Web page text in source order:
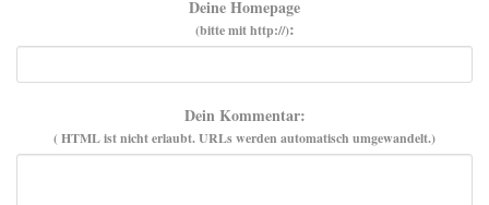
Deine Homepage
(bitte mit http://):
Dein Kommentar:
( HTML istnichterlaubt. URLs werden automatisch umgewandelt.)